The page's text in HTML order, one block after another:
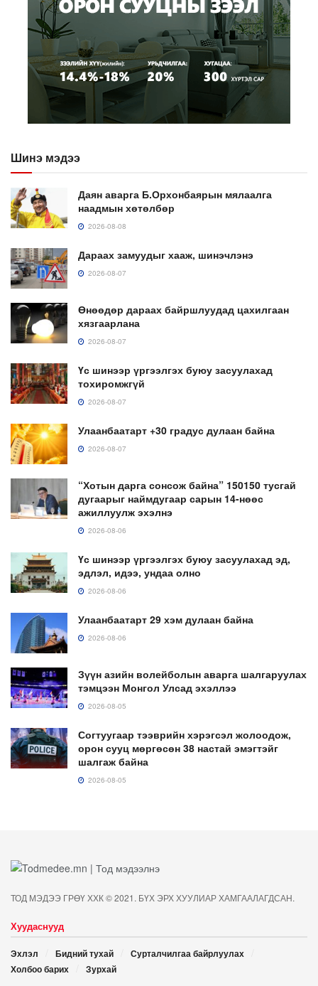
Шинэ мэдээ
Даян аварга Б.Орхонбаярын мялаалга
наадмын хөтөлбөр
2026-08-08
Дараах замуудыг хааж, шинэчлэнэ
2026-08-07
Өнөөдөр дараах байршлуудад цахилгаан
хязгаарлана
2026-08-07
Үс шинээр үргээлгэх буюу засуулахад
тохиромжгүй
2026-08-07
Улаанбаатарт +30 градус дулаан байна
2026-08-07
“Хотын дарга сонсож байна” 150150 тусгай
дугаарыг наймдугаар сарын 14-нөөс
ажиллуулж эхэлнэ
2026-08-06
Үс шинээр үргээлгэх буюу засуулахад эд,
эдлэл, идээ, ундаа олно
2026-08-06
Улаанбаатарт 29 хэм дулаан байна
2026-08-06
Зүүн азийн волейболын аварга шалгаруулах
тэмцээн Монгол Улсад эхэллээ
2026-08-05
Согтуугаар тээврийн хэрэгсэл жолоодож,
орон сууц мөргөсөн 38 настай эмэгтэйг
шалгаж байна
2026-08-05
ТОД МЭДЭЭ ГРӨҮ ХХК © 2021. БҮХ ЭРХ ХУУЛИАР ХАМГААЛАГДСАН.
Хуудаснууд
Эхлэл Бидний тухай
Сурталчилгаа байрлуулах
Холбоо барих
Зурхай